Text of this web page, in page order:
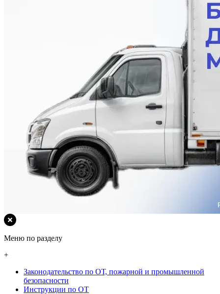
Меню по разделу
+
Законодательство по ОТ, пожарной и промышленной
безопасности
Инструкции по ОТ